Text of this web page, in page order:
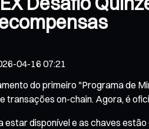
04-16 07:21
do primeiro "Programa de
transações on-chain. Agora, é
estar disponível e as chaves